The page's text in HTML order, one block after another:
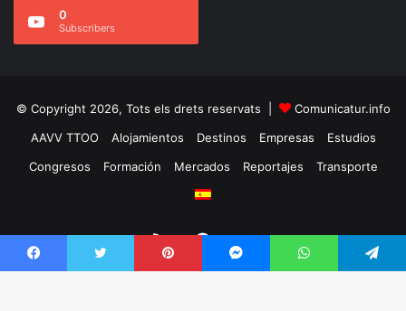
0
Subscribers
© Copyright 2026, Tots els drets reservats |
Comunicatur.info
AAVV TTOO
Alojamientos Destinos Empresas
Estudios
Congresos
Formación Mercados Reportajes Transporte
RSS Facebook
Twitter
Facebook Twitter Pinterest Messenger WhatsApp Telegram